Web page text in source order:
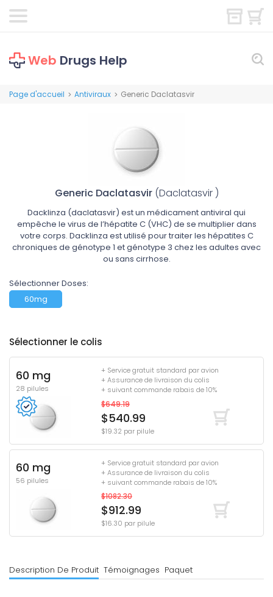
Web Drugs Help
Page d'accueil > Antiviraux > Generic Daclatasvir
Generic Daclatasvir (Daclatasvir )
Dacklinza (daclatasvir) est un médicament antiviral qui
empêche le virus de l’hépatite C (VHC) de se multiplier dans
votre corps. Dacklinza est utilisé pour traiter les hépatites C
chroniques de génotype 1 et génotype 3 chez les adultes avec
ou sans cirrhose.
Sélectionner Doses:
60mg
Sélectionner le colis
60 mg
28 pilules
+ Service gratuit standard par avion
+ Assurance de livraison du colis
+ suivant commande rabais de 10%
$649.19
$540.99
$19.32 par pilule
60 mg
56 pilules
+ Service gratuit standard par avion
+ Assurance de livraison du colis
+ suivant commande rabais de 10%
$1082.30
$912.99
$16.30 par pilule
Description De Produit Témoignages Paquet